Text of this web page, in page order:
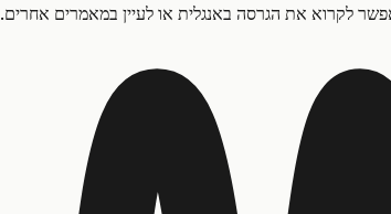
לקרוא את הגרסה באנגלית או לעיין במאמרים אחרים.